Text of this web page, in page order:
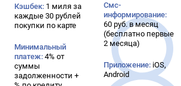
Кэшбек: 1 миля за
каждые 30 рублей
покупки по карте
Минимальный
платеж: 4% от
суммы
задолженности +
Смс-
информирование:
60 руб. в месяц
(бесплатно первые
2 месяца)
Приложение: iOS,
Android